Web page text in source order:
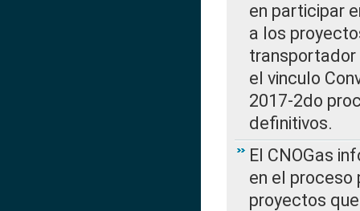
en participar
a los
transportador
el vinculo
2017-2do
definitivos.
El CNOGas
en el proceso
proyectos